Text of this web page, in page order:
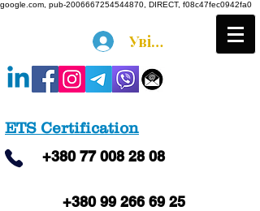
google.com, pub-2006667254544870, DIRECT, f08c47fec0942fa0
Увійти
ETS Certification
+38077 008 28 08
+380 99 266 69 25